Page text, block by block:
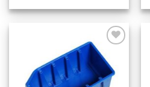
na
listu
želja